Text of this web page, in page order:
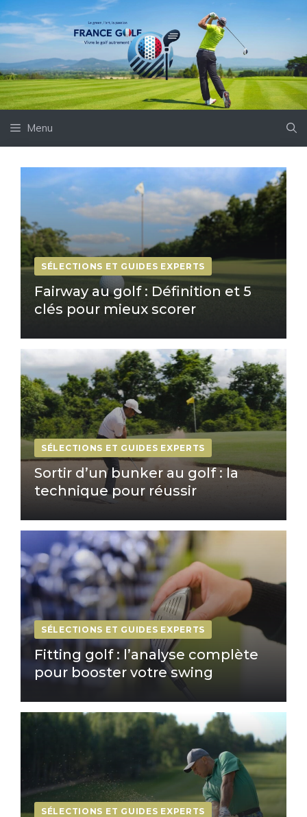
Aller
au
contenu
Menu
SÉLECTIONS ET GUIDES EXPERTS
Fairway au golf : Définition et 5
clés pour mieux scorer
SÉLECTIONS ET GUIDES EXPERTS
Sortir d’un bunker au golf : la
technique pour réussir
SÉLECTIONS ET GUIDES EXPERTS
Fitting golf : l’analyse complète
pour booster votre swing
SÉLECTIONS ET GUIDES EXPERTS